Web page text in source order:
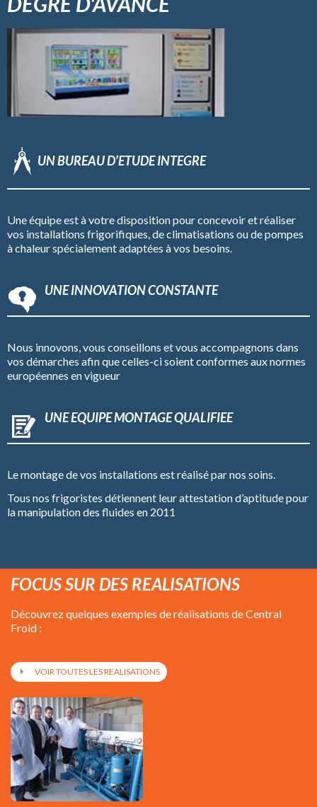
UN BUREAU D’ETUDE INTEGRE
Une équipe est à votre disposition pour concevoir et réaliser
vos installations frigorifiques, de climatisations ou de pompes
à chaleur spécialement adaptées à vos besoins.
UNE INNOVATION CONSTANTE
Nous innovons, vous conseillons et vous accompagnons dans
vos démarches afin que celles-ci soient conformes aux normes
européennes en vigueur
UNE EQUIPE MONTAGE QUALIFIEE
Le montage de vos installations est réalisé par nos soins.
Tous nos frigoristes détiennent leur attestation d’aptitude pour
la manipulation des fluides en 2011
FOCUS SUR DES REALISATIONS
Découvrez quelques exemples de réalisations de Central
Froid :
VOIR TOUTES LES REALISATIONS